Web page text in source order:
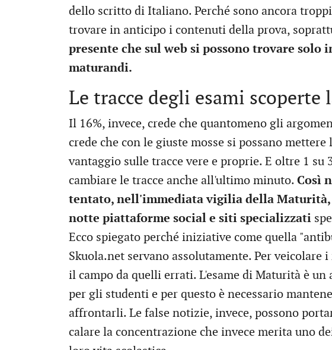
dello scritto di Italiano. Perché sono ancora
trovare in anticipo i contenuti della prova,
presente che sul web si possono trovare solo
maturandi.
Le tracce degli esami
Il 16%, invece, crede che quantomeno gli
crede che con le giuste mosse si possano
vantaggio sulle tracce vere e proprie. E oltre 1 su
cambiare le tracce anche all'ultimo minuto. Così
tentato, nell'immediata vigilia della
notte piattaforme social e siti specializzati
Ecco spiegato perché iniziative come quella
Skuola.net servano assolutamente. Per veicolare
il campo da quelli errati. L'esame di Maturità è
per gli studenti e per questo è necessario
affrontarli. Le false notizie, invece, possono
calare la concentrazione che invece merita uno